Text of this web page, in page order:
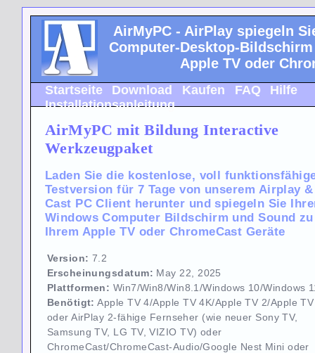
AirMyPC - AirPlay spiegeln
Computer-Desktop-
Apple TV oder
Startseite Download Kaufen FAQ
Hilfe
Installationsanleitung
AirMyPC mit Bildung Interactive
Werkzeugpaket
Laden Sie die kostenlose, voll
Testversion für 7 Tage von unserem Airplay &
Cast PC Client herunter und spiegeln Sie
Windows Computer Bildschirm und Sound zu
Ihrem Apple TV oder ChromeCast Geräte
Version: 7.2
Erscheinungsdatum: May 22, 2025
Plattformen: Win7/Win8/Win8.1/Windows 10/Windows
Benötigt: Apple TV 4/Apple TV 4K/Apple TV 2/Apple
oder AirPlay 2-fähige Fernseher (wie neuer Sony TV,
Samsung TV, LG TV, VIZIO TV) oder
ChromeCast/ChromeCast-Audio/Google Nest Mini oder